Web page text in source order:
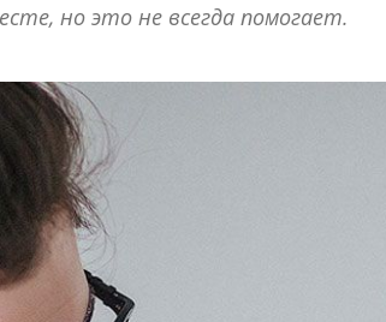
но это не всегда помогает.